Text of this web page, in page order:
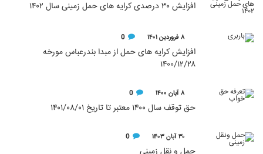
افزایش ۳۰ درصدی کرایه های حمل زمینی سال ۱۴۰۲
۸ فروردین ۱۴۰۱ 0
افزایش کرایه های حمل از مبدا بندرعباس مورخه
۱۴۰۰/۱۲/۲۸
۸ آبان ۱۴۰۰ 0
حق توقف سال ۱۴۰۰ معتبر تا تاریخ ۱۴۰۱/۰۸/۰۱
۳۰ آبان ۱۴۰۳ 0